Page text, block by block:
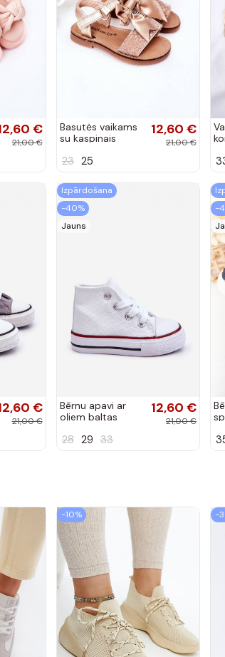
€
21,00 €
Basutės vaikams
su kaspinais
12,60 €
21,00 €
23 25
€
21,00 €
Izpārdošana
-40%
Jauns
Bērnu apavi ar
oļiem baltas
12,60 €
21,00 €
28 29 33
-
-10% -